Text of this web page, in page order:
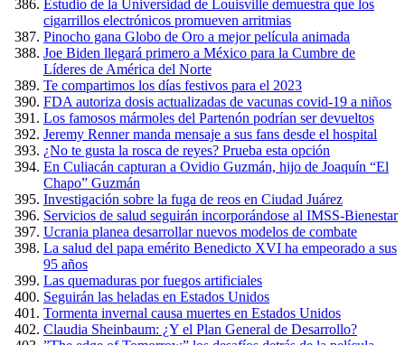
Estudio de la Universidad de Louisville demuestra que los
cigarrillos electrónicos promueven arritmias
Pinocho gana Globo de Oro a mejor película animada
Joe Biden llegará primero a México para la Cumbre de
Líderes de América del Norte
Te compartimos los días festivos para el 2023
FDA autoriza dosis actualizadas de vacunas covid-19 a niños
Los famosos mármoles del Partenón podrían ser devueltos
Jeremy Renner manda mensaje a sus fans desde el hospital
¿No te gusta la rosca de reyes? Prueba esta opción
En Culiacán capturan a Ovidio Guzmán, hijo de Joaquín “El
Chapo” Guzmán
Investigación sobre la fuga de reos en Ciudad Juárez
Servicios de salud seguirán incorporándose al IMSS-Bienestar
Ucrania planea desarrollar nuevos modelos de combate
La salud del papa emérito Benedicto XVI ha empeorado a sus
95 años
Las quemaduras por fuegos artificiales
Seguirán las heladas en Estados Unidos
Tormenta invernal causa muertes en Estados Unidos
Claudia Sheinbaum: ¿Y el Plan General de Desarrollo?